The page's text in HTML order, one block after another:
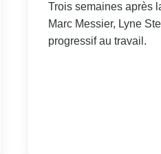
Trois semaines après
Marc Messier, Lyne
progressif au travail.